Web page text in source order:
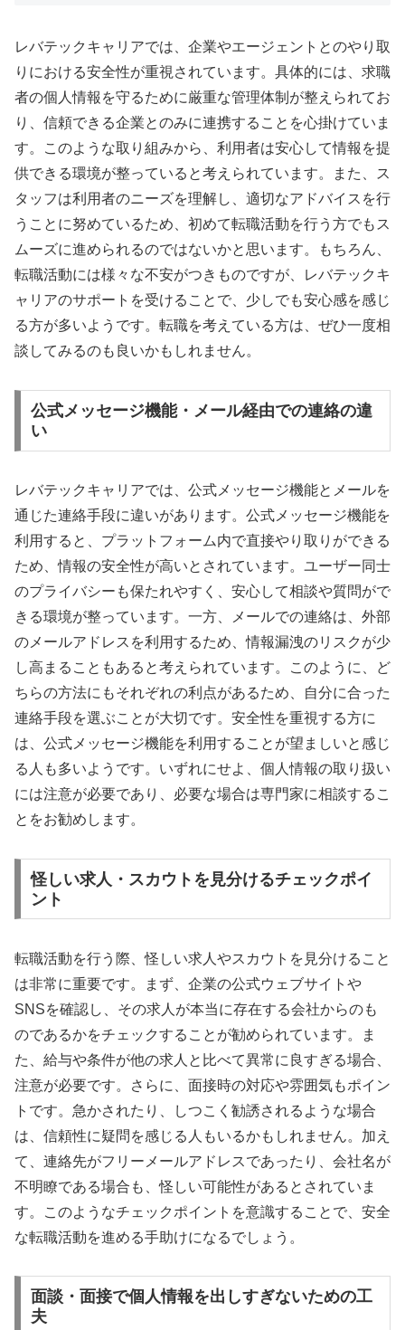
レバテックキャリアでは、企業やエージェントとのやり取
りにおける安全性が重視されています。具体的には、求職
者の個人情報を守るために厳重な管理体制が整えられてお
り、信頼できる企業とのみに連携することを心掛けていま
す。このような取り組みから、利用者は安心して情報を提
供できる環境が整っていると考えられています。また、ス
タッフは利用者のニーズを理解し、適切なアドバイスを行
うことに努めているため、初めて転職活動を行う方でもス
ムーズに進められるのではないかと思います。もちろん、
転職活動には様々な不安がつきものですが、レバテックキ
ャリアのサポートを受けることで、少しでも安心感を感じ
る方が多いようです。転職を考えている方は、ぜひ一度相
談してみるのも良いかもしれません。
公式メッセージ機能・メール経由での連絡の違
い
レバテックキャリアでは、公式メッセージ機能とメールを
通じた連絡手段に違いがあります。公式メッセージ機能を
利用すると、プラットフォーム内で直接やり取りができる
ため、情報の安全性が高いとされています。ユーザー同士
のプライバシーも保たれやすく、安心して相談や質問がで
きる環境が整っています。一方、メールでの連絡は、外部
のメールアドレスを利用するため、情報漏洩のリスクが少
し高まることもあると考えられています。このように、ど
ちらの方法にもそれぞれの利点があるため、自分に合った
連絡手段を選ぶことが大切です。安全性を重視する方に
は、公式メッセージ機能を利用することが望ましいと感じ
る人も多いようです。いずれにせよ、個人情報の取り扱い
には注意が必要であり、必要な場合は専門家に相談するこ
とをお勧めします。
怪しい求人・スカウトを見分けるチェックポイ
ント
転職活動を行う際、怪しい求人やスカウトを見分けること
は非常に重要です。まず、企業の公式ウェブサイトや
SNSを確認し、その求人が本当に存在する会社からのも
のであるかをチェックすることが勧められています。ま
た、給与や条件が他の求人と比べて異常に良すぎる場合、
注意が必要です。さらに、面接時の対応や雰囲気もポイン
トです。急かされたり、しつこく勧誘されるような場合
は、信頼性に疑問を感じる人もいるかもしれません。加え
て、連絡先がフリーメールアドレスであったり、会社名が
不明瞭である場合も、怪しい可能性があるとされていま
す。このようなチェックポイントを意識することで、安全
な転職活動を進める手助けになるでしょう。
面談・面接で個人情報を出しすぎないための工
夫